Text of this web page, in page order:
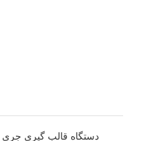
دستگاه قالب گیری جری